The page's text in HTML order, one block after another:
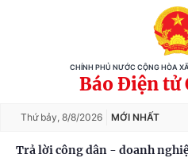
CHÍNH PHỦ NƯỚC CỘNG HÒA
Báo Điện tử
Thứ bảy, 8/8/2026 MỚI NHẤT
Trả lời công dân - doanh